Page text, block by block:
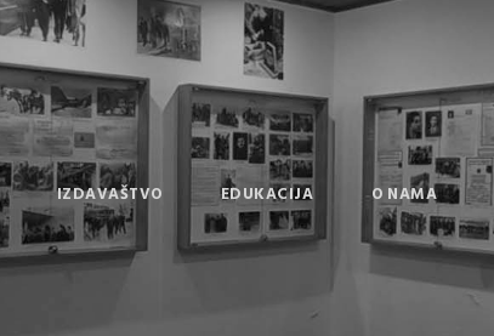
IZDAVAŠTVO EDUKACIJA O NAMA